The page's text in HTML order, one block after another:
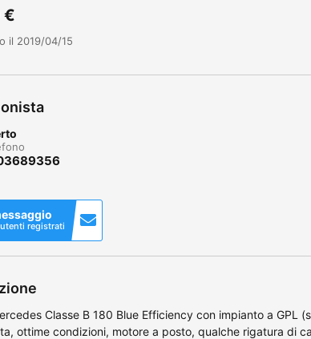
€
il 2019/04/15
registrati
Classe B 180 Blue Efficiency con impianto a GPL
ottime condizioni, motore a posto, qualche rigatura di